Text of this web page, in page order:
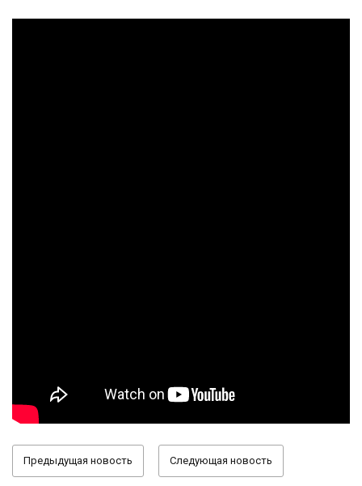
Предыдущая новость Следующая новость